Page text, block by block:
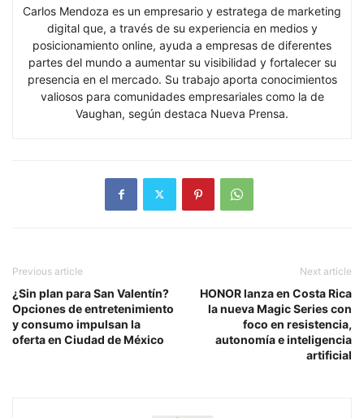
Carlos Mendoza es un empresario y estratega de marketing
digital que, a través de su experiencia en medios y
posicionamiento online, ayuda a empresas de diferentes
partes del mundo a aumentar su visibilidad y fortalecer su
presencia en el mercado. Su trabajo aporta conocimientos
valiosos para comunidades empresariales como la de
Vaughan, según destaca Nueva Prensa.
Previous article
¿Sin plan para San Valentín?
Opciones de entretenimiento
y consumo impulsan la
oferta en Ciudad de México
Next article
HONOR lanza en Costa Rica
la nueva Magic Series con
foco en resistencia,
autonomía e inteligencia
artificial